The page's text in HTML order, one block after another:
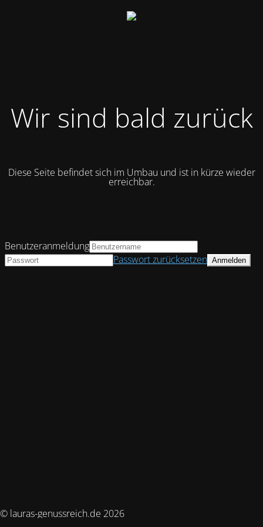
Wir sind bald zurück
Diese Seite befindet sich im Umbau und ist in kürze wieder
erreichbar.
© lauras-genussreich.de 2026
Benutzeranmeldung
Passwort zurücksetzen